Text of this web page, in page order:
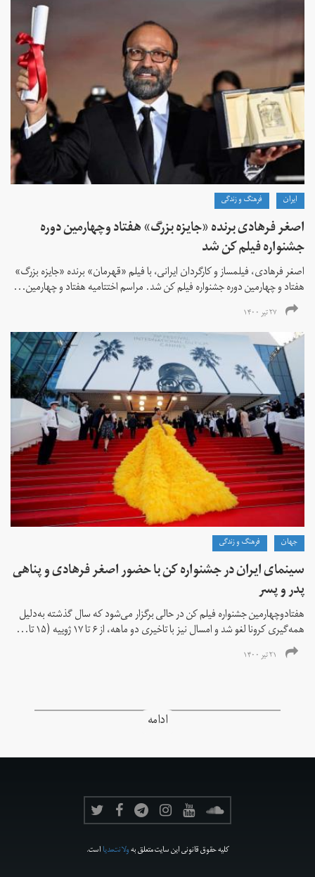
ايران فرهنگ و زندگی
اصغر فرهادی برنده «جایزه بزرگ»‌ هفتاد‌ وچهارمین دوره
جشنواره فیلم کن شد
اصغر فرهادی، فیلمساز و کارگردان ایرانی، با فیلم «قهرمان» برنده «جایزه بزرگ»
هفتاد و چهارمین دوره جشنواره فیلم کن شد. مراسم اختتامیه هفتاد و چهارمین...
۲۷ تیر ۱۴۰۰
جهان فرهنگ و زندگی
سینمای ایران در جشنواره کن با حضور اصغر فرهادی و پناهی
پدر و پسر
هفتادوچهارمین جشنواره فیلم کن در حالی برگزار می‌شود که سال گذشته به‌دلیل
همه‌گیری کرونا لغو شد و امسال نیز با تاخیری دو ماهه، از ۶ تا ۱۷ ژوییه (۱۵ تا...
۲۱ تیر ۱۴۰۰
ادامه
کلیه حقوق قانونی این سایت متعلق بهولانت‌مدیااست.